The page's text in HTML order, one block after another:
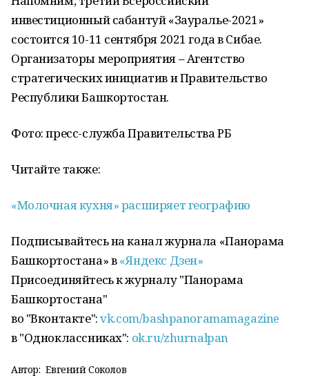
инвестиционный сабантуй «Зауралье-2021»
состоится 10-11 сентября 2021 года в Сибае.
Организаторы мероприятия – Агентство
стратегических инициатив и Правительство
Республики Башкортостан.
Фото: пресс-служба Правительства РБ
Читайте также:
«Молочная кухня» расширяет географию
Подписывайтесь на канал журнала «Панорама
Башкортостана» в«Яндекс Дзен»
Присоединяйтесь к журналу "Панорама
Башкортостана"
во "Вконтакте":vk.com/bashpanoramamagazine
в "Одноклассниках": ok.ru/zhurnalpan
Автор: Евгений Соколов